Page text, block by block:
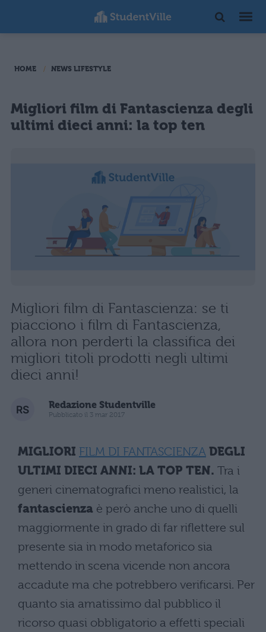
HOME NEWS LIFESTYLE
Migliori film di Fantascienza degli
ultimi dieci anni: la top ten
Migliori film di Fantascienza: se ti
piacciono i film di Fantascienza,
allora non perderti la classifica dei
migliori titoli prodotti negli ultimi
dieci anni!
Redazione Studentville
Pubblicato il 3 mar 2017
MIGLIORI FILM DI FANTASCIENZA DEGLI
ULTIMI DIECI ANNI: LA TOP TEN. Tra i
generi cinematografici meno realistici, la
fantascienza è però anche uno di quelli
maggiormente in grado di far riflettere sul
presente sia in modo metaforico sia
mettendo in scena vicende non ancora
accadute ma che potrebbero verificarsi. Per
quanto sia amatissimo dal pubblico il
ricorso quasi obbligatorio a effetti speciali